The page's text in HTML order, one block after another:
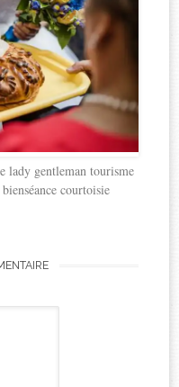
lady gentleman tourisme
courtoisie